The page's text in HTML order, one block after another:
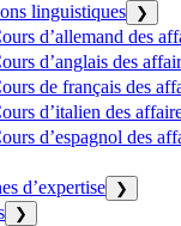
linguistiques ❯
d’allemand des
d’anglais des
de français des
d’italien des
d’espagnol des
d’expertise ❯
❯